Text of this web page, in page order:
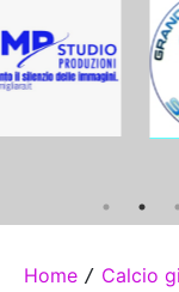
Home / Calcio